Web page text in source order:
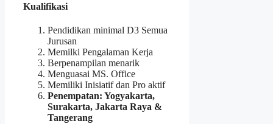
Kualifikasi
Pendidikan minimal D3 Semua
Jurusan
Memilki Pengalaman Kerja
Berpenampilan menarik
Menguasai MS. Office
Memiliki Inisiatif dan Pro aktif
Penempatan: Yogyakarta,
Surakarta, Jakarta Raya &
Tangerang